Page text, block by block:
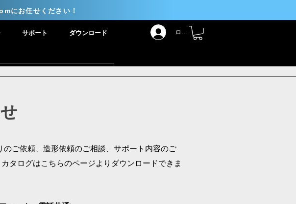
にお任せください！
サポート ダウンロード ログイン
ご依頼、造形依頼のご相談、サポート内容のご
カタログはこちらのページよりダウンロードできま